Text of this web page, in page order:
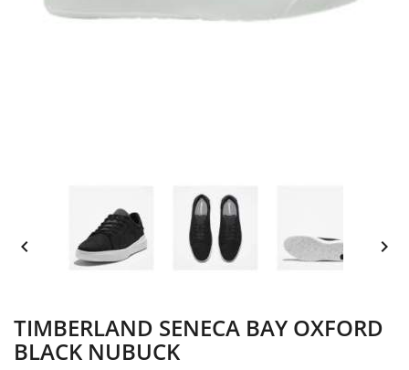
 
TIMBERLAND SENECA BAY OXFORD
BLACK NUBUCK